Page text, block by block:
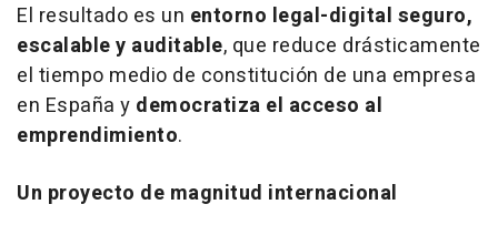
El resultado es un entorno legal-digital seguro,
escalable y auditable, que reduce drásticamente
el tiempo medio de constitución de una empresa
en España y democratiza el acceso al
emprendimiento.
Un proyecto de magnitud internacional